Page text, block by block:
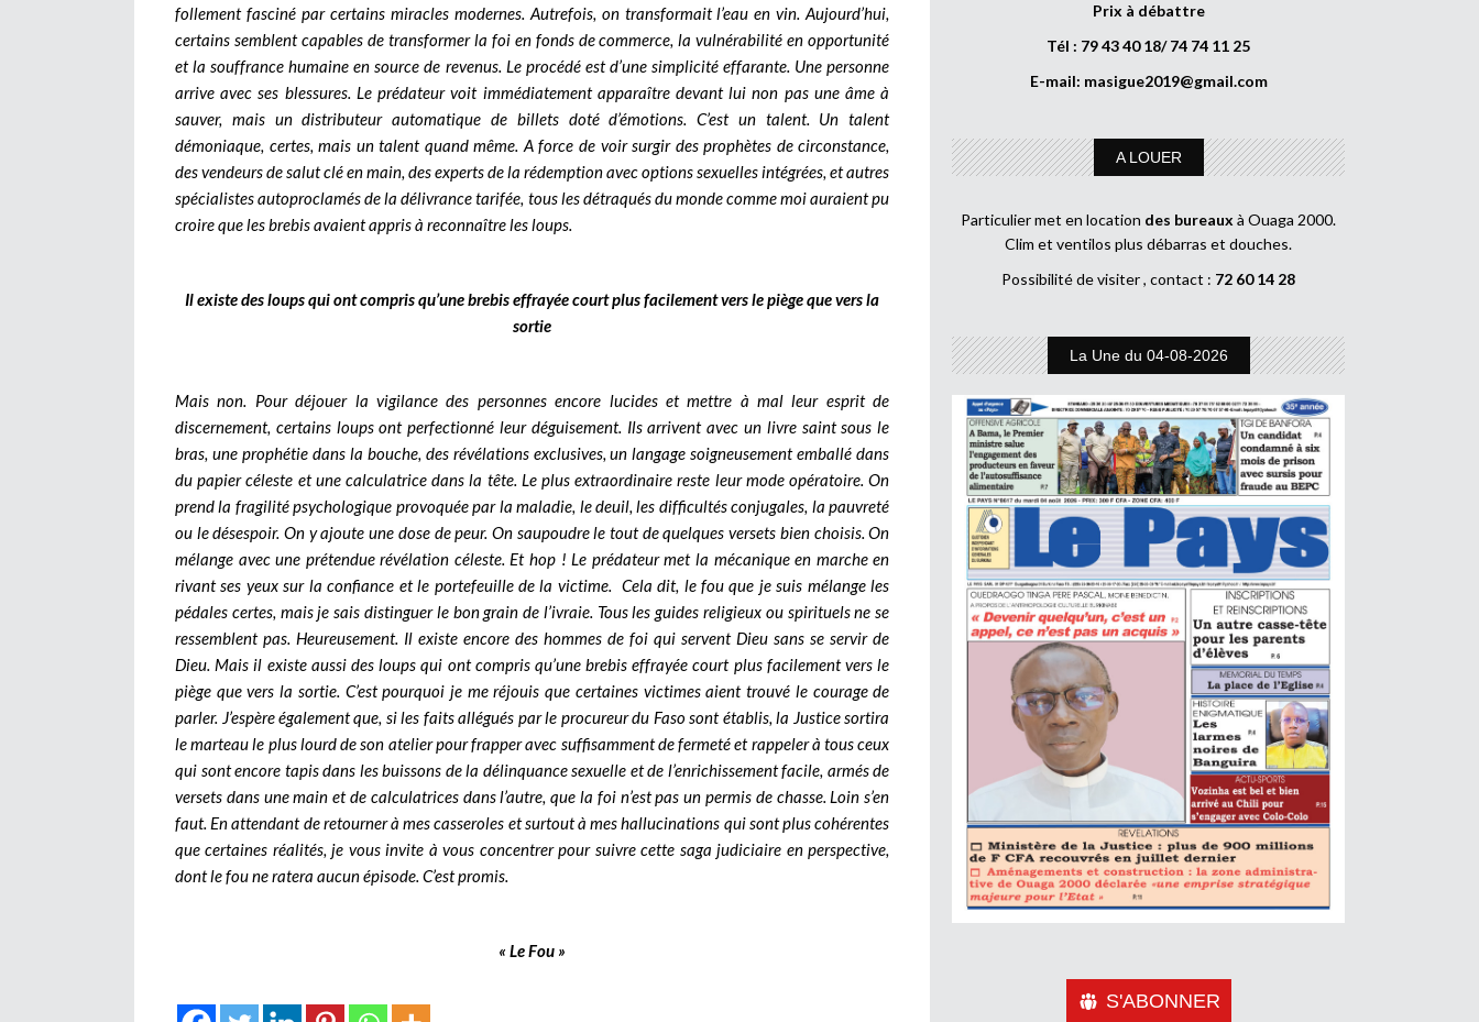
follement fasciné par certains miracles modernes. Autrefois, on transformait l’eau en vin. Aujourd’hui,
certains semblent capables de transformer la foi en fonds de commerce, la vulnérabilité en opportunité
et la souffrance humaine en source de revenus. Le procédé est d’une simplicité effarante. Une personne
arrive avec ses blessures. Le prédateur voit immédiatement apparaître devant lui non pas une âme à
sauver, mais un distributeur automatique de billets doté d’émotions. C’est un talent. Un talent
démoniaque, certes, mais un talent quand même. A force de voir surgir des prophètes de circonstance,
des vendeurs de salut clé en main, des experts de la rédemption avec options sexuelles intégrées, et autres
spécialistes autoproclamés de la délivrance tarifée, tous les détraqués du monde comme moi auraient pu
croire que les brebis avaient appris à reconnaître les loups.
Il existe des loups qui ont compris qu’une brebis effrayée court plus facilement vers le piège que vers la
sortie
Mais non. Pour déjouer la vigilance des personnes encore lucides et mettre à mal leur esprit de
discernement, certains loups ont perfectionné leur déguisement. Ils arrivent avec un livre saint sous le
bras, une prophétie dans la bouche, des révélations exclusives, un langage soigneusement emballé dans
du papier céleste et une calculatrice dans la tête. Le plus extraordinaire reste leur mode opératoire.On
prend la fragilité psychologique provoquée par la maladie, le deuil, les difficultés conjugales, la pauvreté
ou le désespoir. On y ajoute une dose de peur. On saupoudre le tout de quelques versets bien choisis. On
mélange avec une prétendue révélation céleste. Et hop ! Le prédateur met la mécanique en marche en
rivant ses yeux sur la confiance et le portefeuille de la victime. Cela dit, le fou que je suis mélange les
pédales certes, mais je sais distinguer le bon grain de l’ivraie. Tous les guides religieux ou spirituels ne se
ressemblent pas. Heureusement. Il existe encore des hommes de foi qui servent Dieu sans se servir de
Dieu. Mais il existe aussi des loups qui ont compris qu’une brebis effrayée court plus facilement vers le
piège que vers la sortie. C’est pourquoi je me réjouis que certaines victimes aient trouvé le courage de
parler. J’espère également que, si les faits allégués par le procureur du Faso sont établis, la Justice sortira
le marteau le plus lourd de son atelier pour frapper avec suffisamment de fermeté et rappeler à tous ceux
qui sont encore tapis dans les buissons de la délinquance sexuelle et de l’enrichissement facile, armés de
versets dans une main et de calculatrices dans l’autre, que la foi n’est pas un permis de chasse. Loin s’en
faut. En attendant de retourner à mes casseroles et surtout à mes hallucinations qui sont plus cohérentes
que certaines réalités, je vous invite à vous concentrer pour suivre cette saga judiciaire en perspective,
dont le fou ne ratera aucun épisode. C’est promis.
« Le Fou »
Prix à débattre
Tél : 79 43 40 18/ 74 74 11 25
E-mail: masigue2019@gmail.com
A LOUER
Particulier met en location des bureaux à Ouaga 2000.
Clim et ventilos plus débarras et douches.
Possibilité de visiter , contact : 72 60 14 28
La Une du 04-08-2026
S'ABONNER